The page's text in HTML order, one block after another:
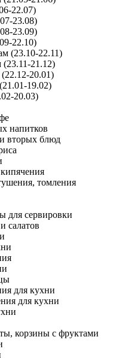
22.07)
23.08)
23.09)
22.10)
(23.10-22.11)
21.12)
20.01)
19.02)
20.03)
напитков
вторых блюд
томления
для сервировки
салатов
для кухни
для кухни
корзины с фруктами